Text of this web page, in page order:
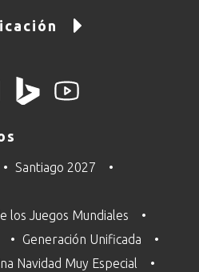
Santiago 2027
los Juegos Mundiales
Generación Unificada
Navidad Muy Especial